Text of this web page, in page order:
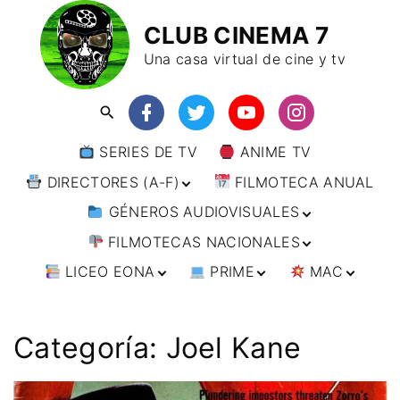
CLUB CINEMA 7
Una casa virtual de cine y tv
SERIES DE TV
ANIME TV
DIRECTORES (A-F)
DIRECTORES (F-L)
DIRECTORES (L-
W)
FILMOTECA ANUAL
GÉNEROS AUDIOVISUALES
ANIMACIÓN
ARTES MARCIALES
CINE DOCUMENTAL
CINE NEGRO / CRIMEN /
ESPIONAJE
FILMOTECAS NACIONALES
AFRICA
CHILE
ESTADOS UNIDOS
ASIA
JAPÓN
RUSIA
EUROPA
ALEMANIA
AUSTRIA
OCEANIA AUSTRALIA
LICEO EONA
TALLERES
ONLINE
PRIME
IMPRESCINDIBLES
MAC
Categoría: Joel Kane